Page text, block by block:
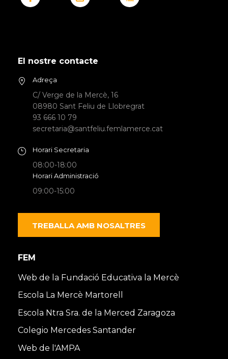
El nostre contacte
Adreça
C/ Verge de la Mercè, 16
08980 Sant Feliu de Llobregrat
93 666 10 79
secretaria@santfeliu.femlamerce.cat
Horari Secretaria
08:00-18:00
Horari Administració
09:00-15:00
TREBALLA AMB NOSALTRES
FEM
Web de la Fundació Educativa la Mercè
Escola La Mercè Martorell
Escola Ntra Sra. de la Merced Zaragoza
Colegio Mercedes Santander
Web de l'AMPA